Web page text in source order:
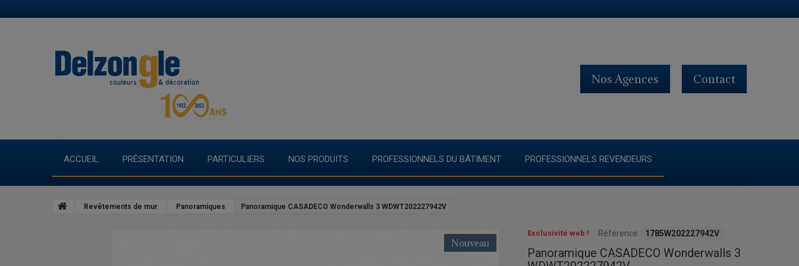
Contact
Nos Agences
ACCUEIL PRÉSENTATION PARTICULIERS NOS PRODUITS PROFESSIONNELS DU BÂTIMENT PROFESSIONNELS REVENDEURS
Revêtements de mur Panoramiques Panoramique CASADECO Wonderwalls 3 WDWT202227942V
Nouveau
Exclusivité web ! Référence 1785W202227942V
Panoramique CASADECO Wonderwalls 3